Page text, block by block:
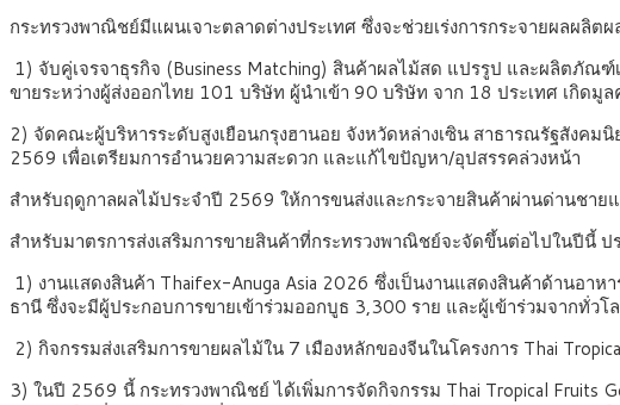
กระทรวงพาณิชย์มีแผนเจาะตลาดต่างประเทศ ซึ่งจะช่วยเร่งการกระจายผลผลิ
1) จับคู่เจรจาธุรกิจ (Business Matching) สินค้าผลไม้สด แปรรูป และผลิตภั
ขายระหว่างผู้ส่งออกไทย 101 บริษัท ผู้นำเข้า 90 บริษัท จาก 18 ประเทศ เกิดมู
2) จัดคณะผู้บริหารระดับสูงเยือนกรุงฮานอย จังหวัดหล่างเซิน สาธารณรัฐสังคม
2569 เพื่อเตรียมการอำนวยความสะดวก และแก้ไขปัญหา/อุปสรรคล่วงหน้า
สำหรับฤดูกาลผลไม้ประจำปี 2569 ให้การขนส่งและกระจายสินค้าผ่านด่านชาย
สำหรับมาตรการส่งเสริมการขายสินค้าที่กระทรวงพาณิชย์จะจัดขึ้นต่อไปในปีนี้
1) งานแสดงสินค้า Thaifex-Anuga Asia 2026 ซึ่งเป็นงานแสดงสินค้าด้านอ
ธานี ซึ่งจะมีผู้ประกอบการขายเข้าร่วมออกบูธ 3,300 ราย และผู้เข้าร่วมจากทั่ว
2) กิจกรรมส่งเสริมการขายผลไม้ใน 7 เมืองหลักของจีนในโครงการ Thai
3) ในปี 2569 นี้ กระทรวงพาณิชย์ ได้เพิ่มการจัดกิจกรรม Thai Tropical Fruits